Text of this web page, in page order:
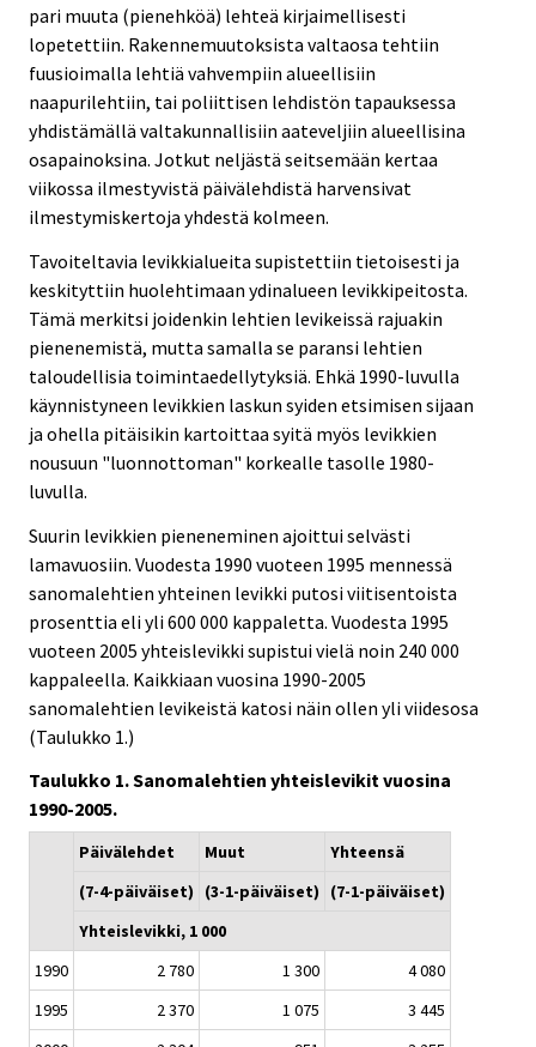
pari muuta (pienehköä) lehteä kirjaimellisesti
lopetettiin. Rakennemuutoksista valtaosa tehtiin
fuusioimalla lehtiä vahvempiin alueellisiin
naapurilehtiin, tai poliittisen lehdistön tapauksessa
yhdistämällä valtakunnallisiin aateveljiin alueellisina
osapainoksina. Jotkut neljästä seitsemään kertaa
viikossa ilmestyvistä päivälehdistä harvensivat
ilmestymiskertoja yhdestä kolmeen.
Tavoiteltavia levikkialueita supistettiin tietoisesti ja
keskityttiin huolehtimaan ydinalueen levikkipeitosta.
Tämä merkitsi joidenkin lehtien levikeissä rajuakin
pienenemistä, mutta samalla se paransi lehtien
taloudellisia toimintaedellytyksiä. Ehkä 1990-luvulla
käynnistyneen levikkien laskun syiden etsimisen sijaan
ja ohella pitäisikin kartoittaa syitä myös levikkien
nousuun "luonnottoman" korkealle tasolle 1980-
luvulla.
Suurin levikkien pieneneminen ajoittui selvästi
lamavuosiin. Vuodesta 1990 vuoteen 1995 mennessä
sanomalehtien yhteinen levikki putosi viitisentoista
prosenttia eli yli 600 000 kappaletta. Vuodesta 1995
vuoteen 2005 yhteislevikki supistui vielä noin 240 000
kappaleella. Kaikkiaan vuosina 1990-2005
sanomalehtien levikeistä katosi näin ollen yli viidesosa
(Taulukko 1.)
Taulukko 1. Sanomalehtien yhteislevikit vuosina
1990-2005.
Päivälehdet Muut
Yhteensä
(7-4-päiväiset)
(3-1-päiväiset)
(7-1-päiväiset)
Yhteislevikki, 1 000
1990
2 780 1 300
4 080
1995
2 370 1 075
3 445